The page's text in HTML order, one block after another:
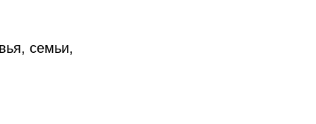
семьи,